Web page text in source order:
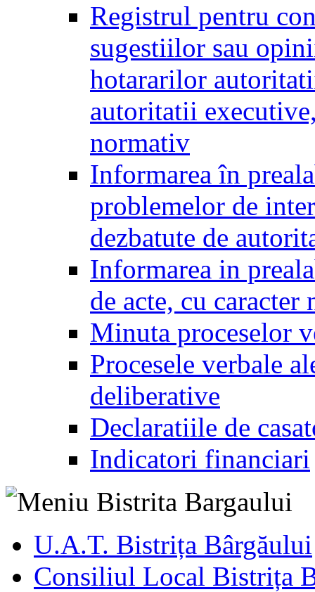
Registrul pentru
sugestiilor sau
hotararilor
autoritatii
normativ
Informarea în
problemelor de
dezbatute de
Informarea in
de acte, cu caracter
Minuta proceselor
Procesele verbale
deliberative
Declaratiile de
Indicatori financiari
U.A.T. Bistrița Bârgăului
Consiliul Local Bistrița